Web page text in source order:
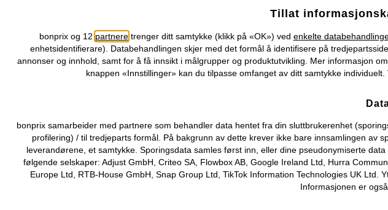
Tillat
bonprix og 12 partneretrenger ditt samtykke (klikk på «OK») ved enkelte
enhetsidentifierare). Databehandlingen skjer med det formål å identifisere på
annonser og innhold, samt for å få innsikt i målgrupper og produktutvikling. Mer informasjon
knappen «Innstillinger» kan du tilpasse omfanget av ditt samtykke
bonprix samarbeider med partnere som behandler data hentet fra din sluttbrukerenhet
profilering) / til tredjeparts formål. På bakgrunn av dette krever ikke bare innsamlingen
leverandørene, et samtykke. Sporingsdata samles først inn, eller dine pseudonymiserte
følgende selskaper: Adjust GmbH, Criteo SA, Flowbox AB, Google Ireland Ltd, Hurra
Europe Ltd, RTB-House GmbH, Snap Group Ltd, TikTok Information Technologies UK
Informasjonen er